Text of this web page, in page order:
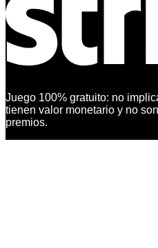
Juego 100% gratuito: no
tienen valor monetario y no
premios.